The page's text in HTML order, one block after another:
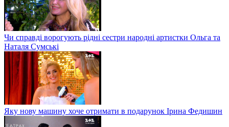
Чи справді ворогують рідні сестри народні артистки Ольга та
Наталя Сумські
Яку нову машину хоче отримати в подарунок Ірина Федишин